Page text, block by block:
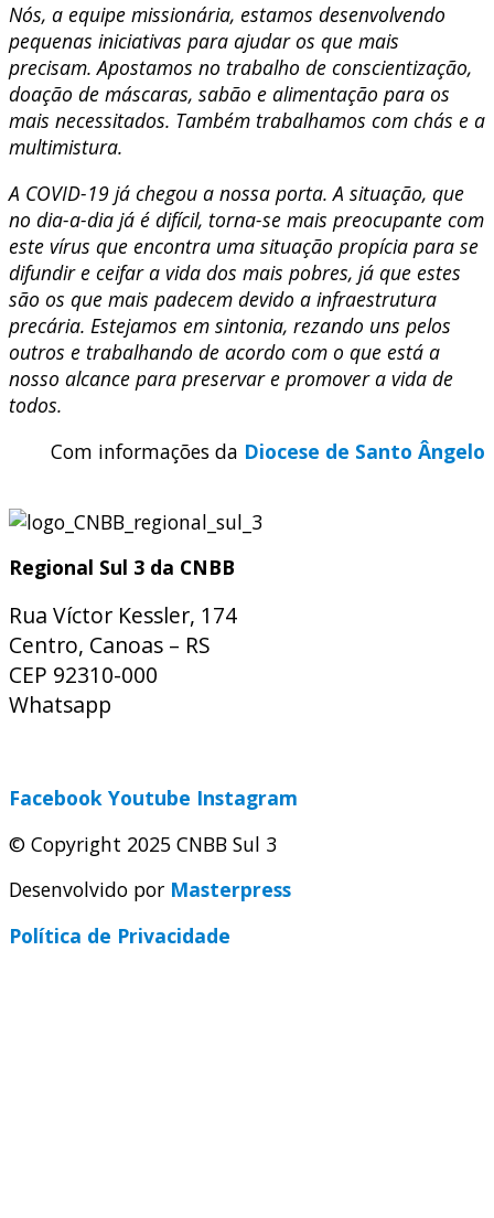
Nós, a equipe missionária, estamos desenvolvendo
pequenas iniciativas para ajudar os que mais
precisam. Apostamos no trabalho de conscientização,
doação de máscaras, sabão e alimentação para os
mais necessitados. Também trabalhamos com chás e a
multimistura.
A COVID-19 já chegou a nossa porta. A situação, que
no dia-a-dia já é difícil, torna-se mais preocupante com
este vírus que encontra uma situação propícia para se
difundir e ceifar a vida dos mais pobres, já que estes
são os que mais padecem devido a infraestrutura
precária. Estejamos em sintonia, rezando uns pelos
outros e trabalhando de acordo com o que está a
nosso alcance para preservar e promover a vida de
todos.
Com informações da Diocese de Santo Ângelo
Regional Sul 3 da CNBB
Rua Víctor Kessler, 174
Centro, Canoas – RS
CEP 92310-000
Whatsapp
Facebook Youtube Instagram
© Copyright 2025 CNBB Sul 3
Desenvolvido por Masterpress
Política de Privacidade